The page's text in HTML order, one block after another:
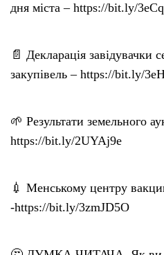
дня міста – https://bit.ly/
📄 Декларація завідувачки
закупівель – https://bit.ly/
🌱 Результати земельного
https://bit.ly/2UYAj9e
💉 Менському центру
-https://bit.ly/3zmJD5O